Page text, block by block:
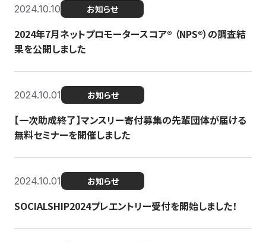
2024.10.10 お知らせ
2024年7月ネットプロモータースコア®︎ （NPS®︎）の調査結
果を公開しました
2024.10.01 お知らせ
【一次助成終了】マンスリー寄付募集の先輩団体が届ける
無料セミナーを開催しました
2024.10.01 お知らせ
SOCIALSHIP2024プレエントリー受付を開始しました！